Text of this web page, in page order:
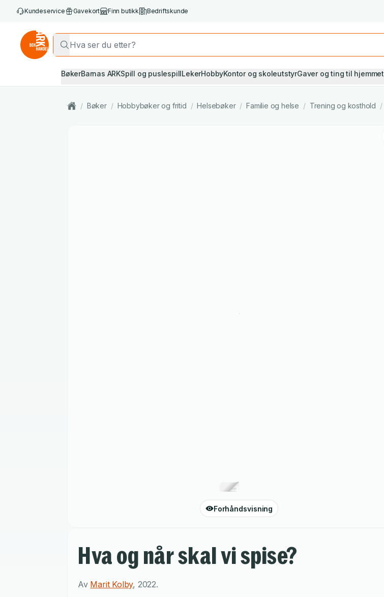
Kundeservice Gavekort Finn butikk Bedriftskunde
BøkerBarnas ARKSpill og puslespillLekerHobbyKontor og skoleutstyrGaver og ting til hjemmet
/ Bøker / Hobbybøker og fritid / Helsebøker / Familie og helse / Trening og kosthold /
Forhåndsvisning
Hva og når skal vi spise?
Av Marit Kolby, 2022.